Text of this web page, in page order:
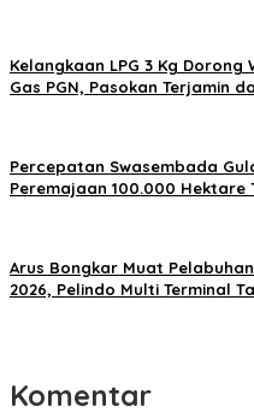
Kelangkaan LPG 3 Kg
Gas PGN, Pasokan Terjamin
Percepatan Swasembada
Peremajaan 100.000 Hektare
Arus Bongkar Muat
2026, Pelindo Multi Terminal
Komentar